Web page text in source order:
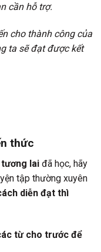
cần hỗ trợ.
cho thành công của
ta sẽ đạt được kết
thức
lai đã học, hãy
tập thường xuyên
diễn đạt thì
từ cho trước để